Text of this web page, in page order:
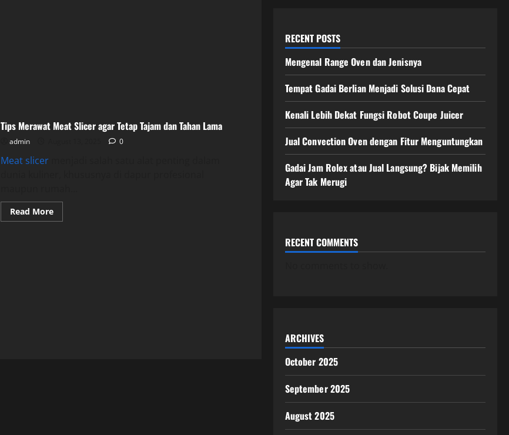
Tips Merawat Meat Slicer agar Tetap Tajam dan Tahan Lama
admin 0
Meat slicermenjadi salah satu alat penting dalam
Read MoreRead
more
RECENT POSTS
Mengenal Range Oven dan Jenisnya
Tempat Gadai Berlian Menjadi Solusi Dana Cepat
Kenali Lebih Dekat Fungsi Robot Coupe Juicer
Jual Convection Oven dengan Fitur Menguntungkan
Gadai Jam Rolex atau Jual Langsung? Bijak Memilih
Agar Tak Merugi
RECENT COMMENTS
ARCHIVES
October 2025
September 2025
August 2025